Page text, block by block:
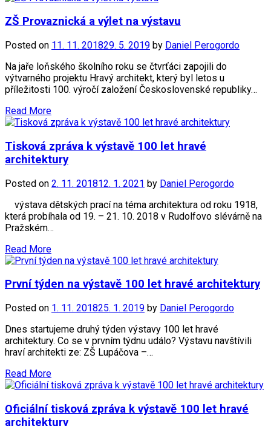
ZŠ Provaznická a výlet na výstavu
Posted on 11. 11. 201829. 5. 2019 by Daniel Perogordo
Na jaře loňského školního roku se čtvrťáci zapojili do
výtvarného projektu Hravý architekt, který byl letos u
příležitosti 100. výročí založení Československé republiky…
Read More
Tisková zpráva k výstavě 100 let hravé
architektury
Posted on 2. 11. 201812. 1. 2021 by Daniel Perogordo
výstava dětských prací na téma architektura od roku 1918,
která probíhala od 19. – 21. 10. 2018 v Rudolfovo slévárně na
Pražském…
Read More
První týden na výstavě 100 let hravé architektury
Posted on 1. 11. 201825. 1. 2019 by Daniel Perogordo
Dnes startujeme druhý týden výstavy 100 let hravé
architektury. Co se v prvním týdnu událo? Výstavu navštívili
hraví architekti ze: ZŠ Lupáčova –…
Read More
Oficiální tisková zpráva k výstavě 100 let hravé
architektury